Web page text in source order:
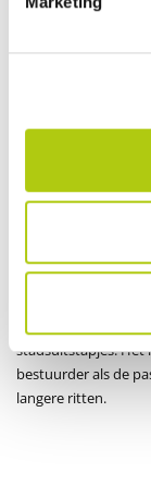
Veiligheid dankzij
ingeschakeld kan
waardoor het
startonderbreking
Comfortabel
voor ultiem
comfortabele zadel
stadsuitstapjes. Het
bestuurder als de
langere ritten.